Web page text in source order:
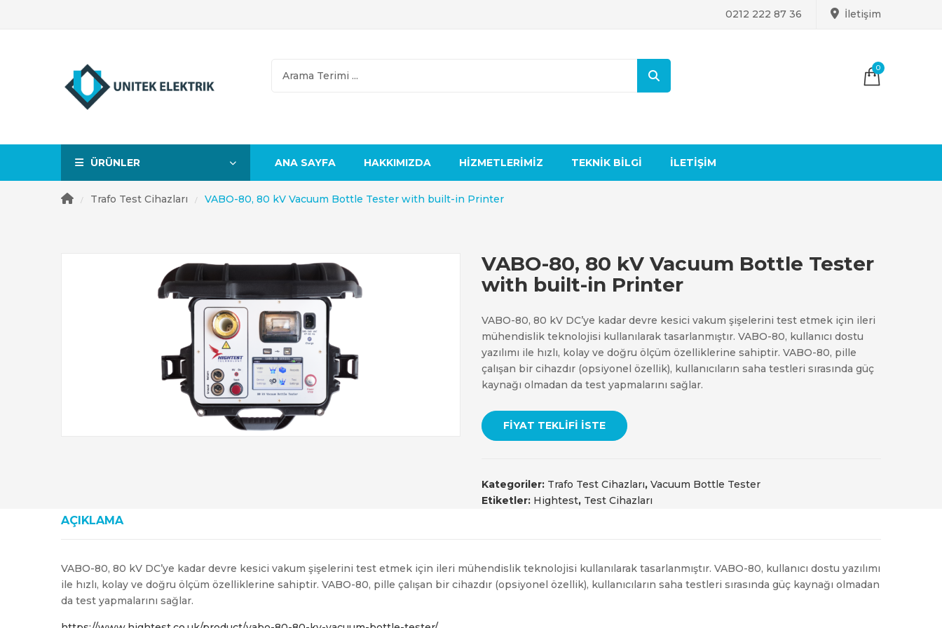
0212 222 87 36 İletişim
0
ÜRÜNLER ANA SAYFA HAKKIMIZDA HIZMETLERIMIZ TEKNIK BILGI İLETIŞIM
/ Trafo Test Cihazları / VABO-80, 80 kV Vacuum Bottle Tester with built-in Printer
VABO-80, 80 kV Vacuum Bottle Tester
with built-in Printer
VABO-80, 80 kV DC’ye kadar devre kesici vakum şişelerini test etmek için ileri
mühendislik teknolojisi kullanılarak tasarlanmıştır. VABO-80, kullanıcı dostu
yazılımı ile hızlı, kolay ve doğru ölçüm özelliklerine sahiptir. VABO-80, pille
çalışan bir cihazdır (opsiyonel özellik), kullanıcıların saha testleri sırasında güç
kaynağı olmadan da test yapmalarını sağlar.
FIYAT TEKLIFI İSTE
Kategoriler: Trafo Test Cihazları, Vacuum Bottle Tester
Etiketler: Hightest, Test Cihazları
AÇIKLAMA
VABO-80, 80 kV DC’ye kadar devre kesici vakum şişelerini test etmek için ileri mühendislik teknolojisi kullanılarak tasarlanmıştır. VABO-80, kullanıcı dostu yazılımı
ile hızlı, kolay ve doğru ölçüm özelliklerine sahiptir. VABO-80, pille çalışan bir cihazdır (opsiyonel özellik), kullanıcıların saha testleri sırasında güç kaynağı olmadan
da test yapmalarını sağlar.